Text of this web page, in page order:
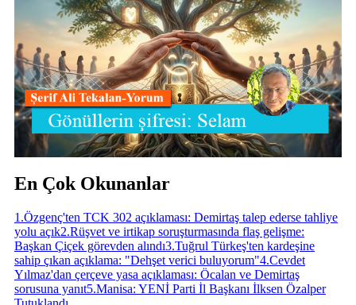
En Çok Okunanlar
1 .Özgenç'ten TCK 302 açıklaması: Demirtaş talep ederse tahliye
yolu açık2.Rüşvet ve irtikap soruşturmasında flaş gelişme:
Başkan Çiçek görevden alındı3.Tuğrul Türkeş'ten kardeşine
sahip çıkan açıklama: "Dehşet verici buluyorum"4.Cevdet
Yılmaz'dan çerçeve yasa açıklaması: Öcalan ve Demirtaş
sorusuna yanıt5.Manisa: YENİ Parti İl Başkanı İlksen Özalper